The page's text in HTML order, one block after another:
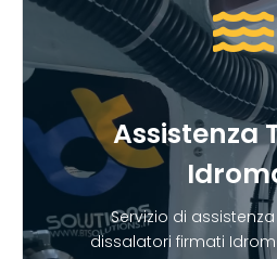
Assistenza
Servizio di
dissalatori firmati